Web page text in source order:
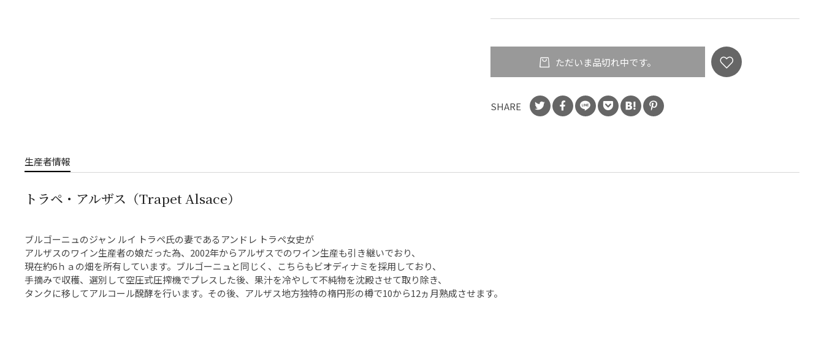
ただいま品切れ中です。
SHARE
生産者情報
トラペ・アルザス（Trapet Alsace）
ブルゴーニュのジャン ルイ トラペ氏の妻であるアンドレ トラペ女史が
アルザスのワイン生産者の娘だった為、2002年からアルザスでのワイン生産も引き継いでおり、
現在約6ｈａの畑を所有しています。ブルゴーニュと同じく、こちらもビオディナミを採用しており、
手摘みで収穫、選別して空圧式圧搾機でプレスした後、果汁を冷やして不純物を沈殿させて取り除き、
タンクに移してアルコール醗酵を行います。その後、アルザス地方独特の楕円形の樽で10から12ヵ月熟成させます。